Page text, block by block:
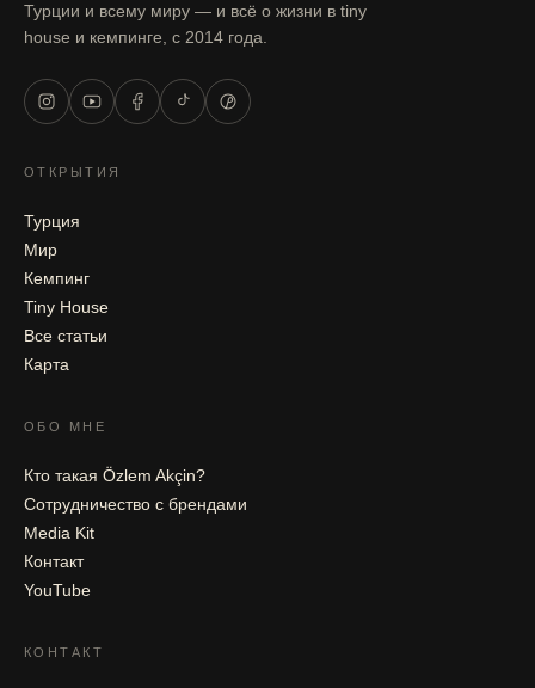
Турции и всему миру — и всё о жизни в tiny
house и кемпинге, с 2014 года.
ОТКРЫТИЯ
Турция
Мир
Кемпинг
Tiny House
Все статьи
Карта
ОБО МНЕ
Кто такая Özlem Akçin?
Сотрудничество с брендами
Media Kit
Контакт
YouTube
КОНТАКТ